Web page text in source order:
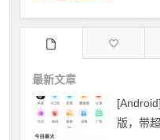
最新文章
版，带